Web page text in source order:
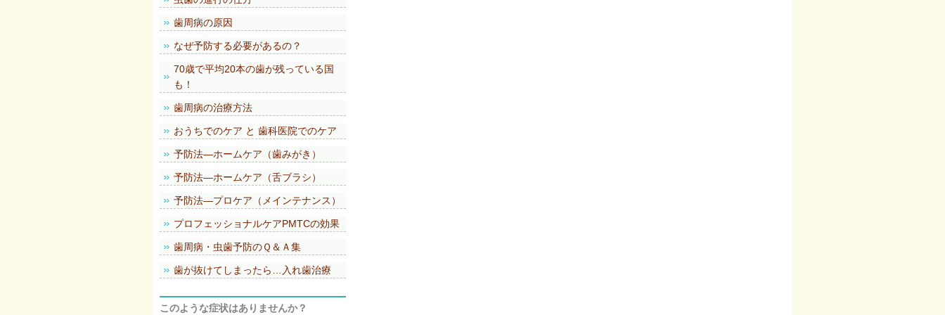
歯周病の原因
なぜ予防する必要があるの？
70歳で平均20本の歯が残っている国
も！
歯周病の治療方法
おうちでのケア と 歯科医院でのケア
予防法―ホームケア（歯みがき）
予防法―ホームケア（舌ブラシ）
予防法―プロケア（メインテナンス）
プロフェッショナルケアPMTCの効果
歯周病・虫歯予防のＱ＆Ａ集
歯が抜けてしまったら…入れ歯治療
このような症状はありませんか？